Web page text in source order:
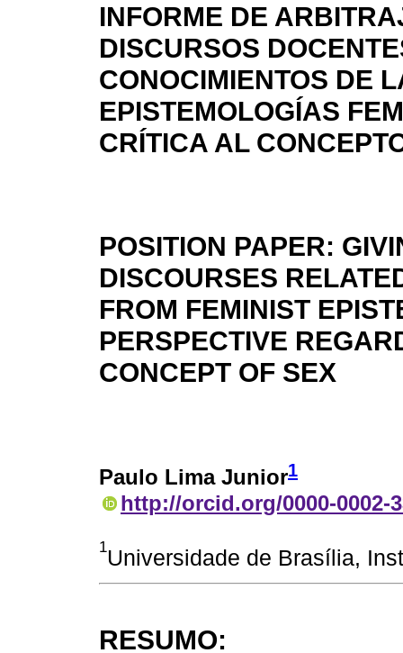
INFORME DE
DISCURSOS
CONOCIMIENTOS DE
EPISTEMOLOGÍAS
CRÍTICA AL
POSITION PAPER:
DISCOURSES
FROM FEMINIST
PERSPECTIVE
CONCEPT OF SEX
Paulo Lima Junior1
http://orcid.org/0000-0002-
1Universidade de Brasília,
RESUMO: